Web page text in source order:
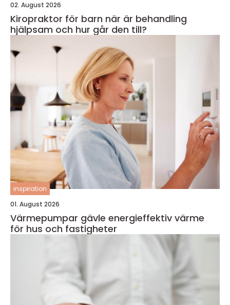
02. August 2026
Kiropraktor för barn när är behandling
hjälpsam och hur går den till?
inspiration
01. August 2026
Värmepumpar gävle energieffektiv värme
för hus och fastigheter